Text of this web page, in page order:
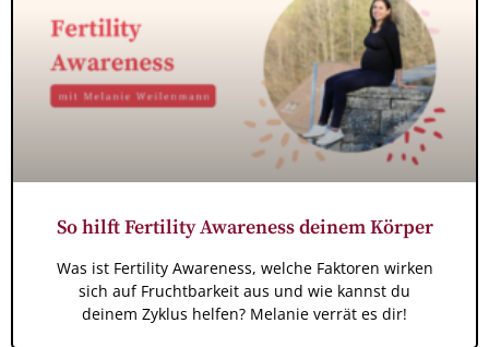
So hilft Fertility Awareness deinem Körper
Was ist Fertility Awareness, welche Faktoren wirken
sich auf Fruchtbarkeit aus und wie kannst du
deinem Zyklus helfen? Melanie verrät es dir!